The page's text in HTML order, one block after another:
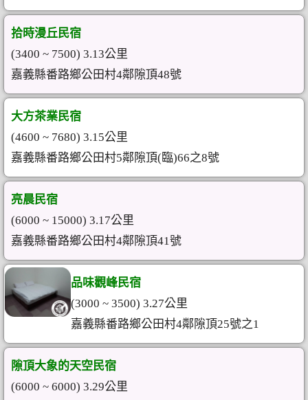
拾時漫丘民宿
(3400 ~ 7500) 3.13公里
嘉義縣番路鄉公田村4鄰隙頂48號
大方茶業民宿
(4600 ~ 7680) 3.15公里
嘉義縣番路鄉公田村5鄰隙頂(臨)66之8號
亮晨民宿
(6000 ~ 15000) 3.17公里
嘉義縣番路鄉公田村4鄰隙頂41號
品味觀峰民宿
(3000 ~ 3500) 3.27公里
嘉義縣番路鄉公田村4鄰隙頂25號之1
隙頂大象的天空民宿
(6000 ~ 6000) 3.29公里